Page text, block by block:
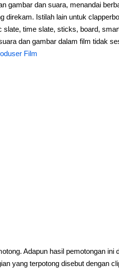
gambar dan suara, menandai
direkam. Istilah lain untuk
time slate, sticks, board,
dan gambar dalam film tidak
Film
Adapun hasil pemotongan ini
yang terpotong disebut dengan